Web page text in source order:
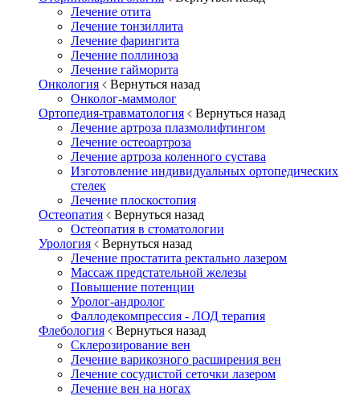
Лечение отита
Лечение тонзиллита
Лечение фарингита
Лечение поллиноза
Лечение гайморита
Онкология
Вернуться назад
Онколог-маммолог
Ортопедия-травматология
Вернуться назад
Лечение артроза плазмолифтингом
Лечение остеоартроза
Лечение артроза коленного сустава
Изготовление индивидуальных ортопедических
стелек
Лечение плоскостопия
Остеопатия
Вернуться назад
Остеопатия в стоматологии
Урология
Вернуться назад
Лечение простатита ректально лазером
Массаж предстательной железы
Повышение потенции
Уролог-андролог
Фаллодекомпрессия - ЛОД терапия
Флебология
Вернуться назад
Склерозирование вен
Лечение варикозного расширения вен
Лечение сосудистой сеточки лазером
Лечение вен на ногах